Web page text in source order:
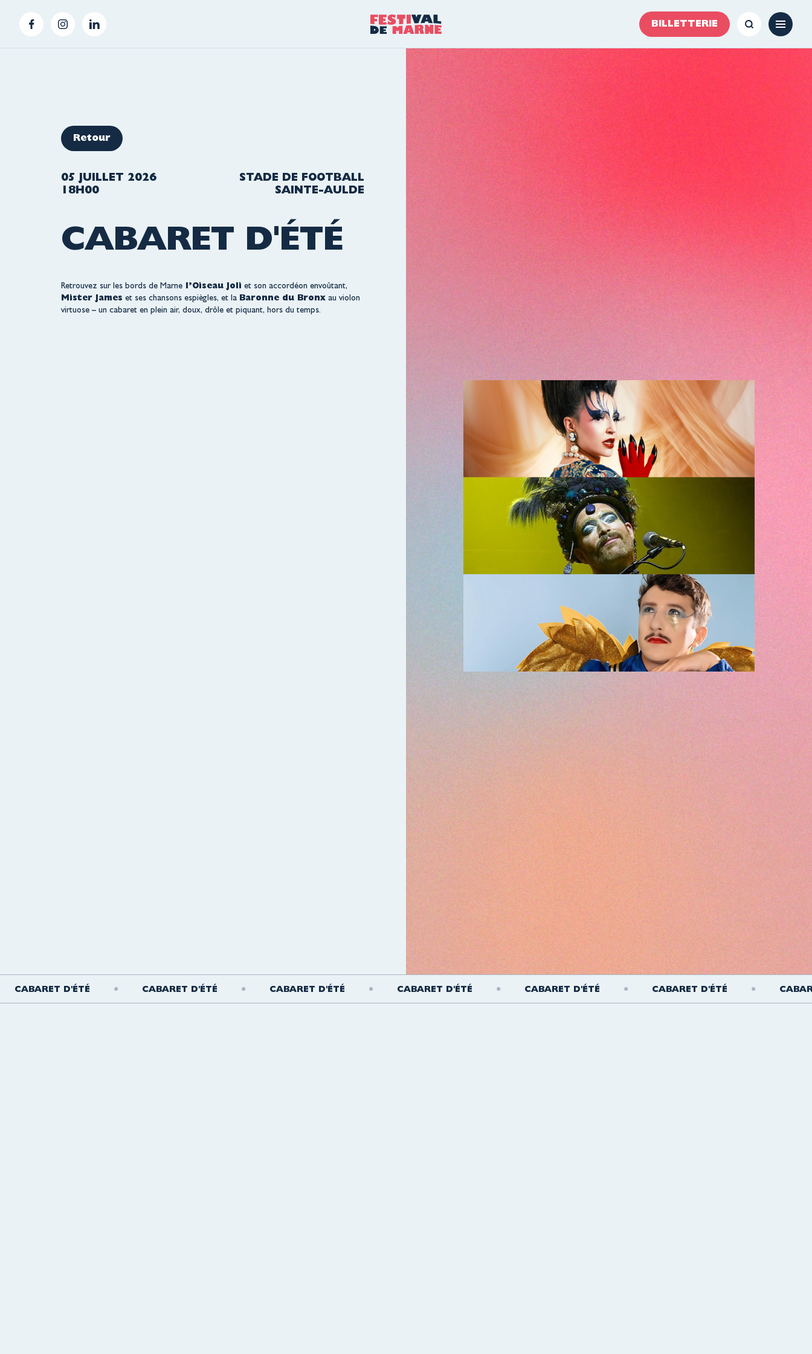
BILLETTERIE
D'ÉTÉ CABARET D'ÉTÉ CABARET D'ÉTÉ CABARET D'ÉTÉ CABARET D'ÉTÉ CABARET D'ÉTÉ CABARET
Retour
05 JUILLET 2026
18H00
STADE DE FOOTBALL
SAINTE-AULDE
CABARET D'ÉTÉ
Retrouvez sur les bords de Marnel’Oiseau Joli et son accordéon envoûtant,
Mister James et ses chansons espiègles, et la Baronne du Bronxau violon
virtuose – un cabaret en plein air, doux, drôle et piquant, hors du temps.